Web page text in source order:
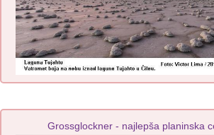
Grossglockner - najlepša planinska